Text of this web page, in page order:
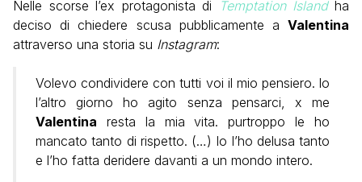
Nelle scorse l’ex protagonista di
Temptation Island ha
deciso di chiedere scusa pubblicamente a Valentina
attraverso una storia su Instagram:
Volevo condividere con tutti voi il mio pensiero. lo
l’altro giorno ho agito senza pensarci, x me
Valentina resta la mia vita. purtroppo le ho
mancato tanto di rispetto. (…) Io l’ho delusa tanto
e l’ho fatta deridere davanti a un mondo intero.